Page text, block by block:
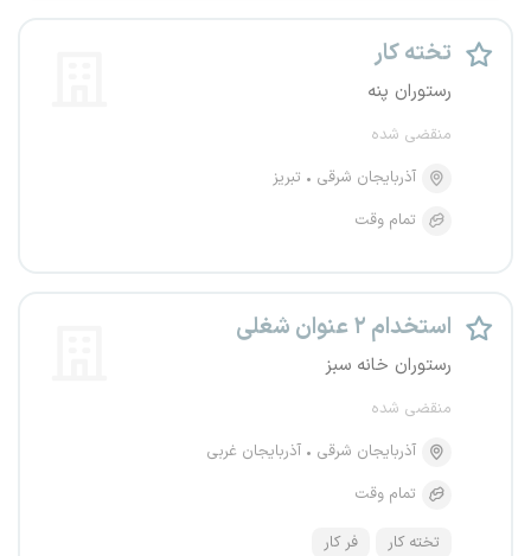
تخته کار
رستوران پنه
منقضی شده
آذربایجان شرقی
تبریز
تمام وقت
استخدام ۲ عنوان شغلی
رستوران خانه سبز
منقضی شده
آذربایجان شرقی
آذربایجان غربی
تمام وقت
تخته کار فر کار